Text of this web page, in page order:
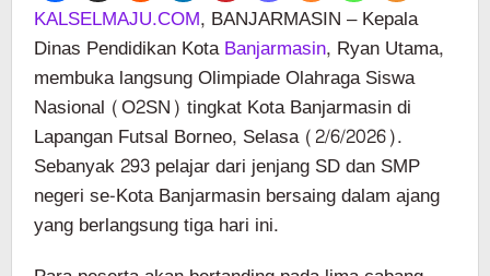
KALSELMAJU.COM, BANJARMASIN – Kepala
Dinas Pendidikan KotaBanjarmasin, Ryan Utama,
membuka langsung Olimpiade Olahraga Siswa
Nasional (O2SN) tingkat Kota Banjarmasin di
Lapangan Futsal Borneo, Selasa (2/6/2026).
Sebanyak 293 pelajar dari jenjang SD dan SMP
negeri se-Kota Banjarmasin bersaing dalam ajang
yang berlangsung tiga hari ini.